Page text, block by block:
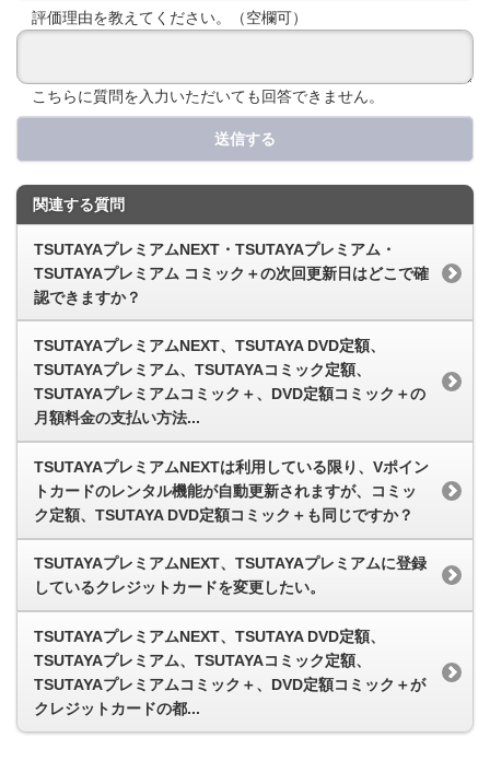
評価理由を教えてください。（空欄可）
こちらに質問を入力いただいても回答できません。
送信する
関連する質問
TSUTAYAプレミアムNEXT・TSUTAYAプレミアム・
TSUTAYAプレミアム コミック＋の次回更新日はどこで確
認できますか？
TSUTAYAプレミアムNEXT、TSUTAYA DVD定額、
TSUTAYAプレミアム、TSUTAYAコミック定額、
TSUTAYAプレミアムコミック＋、DVD定額コミック＋の
月額料金の支払い方法...
TSUTAYAプレミアムNEXTは利用している限り、Vポイン
トカードのレンタル機能が自動更新されますが、コミッ
ク定額、TSUTAYA DVD定額コミック＋も同じですか？
TSUTAYAプレミアムNEXT、TSUTAYAプレミアムに登録
しているクレジットカードを変更したい。
TSUTAYAプレミアムNEXT、TSUTAYA DVD定額、
TSUTAYAプレミアム、TSUTAYAコミック定額、
TSUTAYAプレミアムコミック＋、DVD定額コミック＋が
クレジットカードの都...